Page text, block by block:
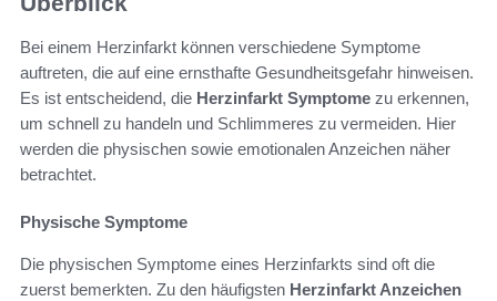
Bei einem Herzinfarkt können verschiedene Symptome
auftreten, die auf eine ernsthafte Gesundheitsgefahr hinweisen.
Es ist entscheidend, die Herzinfarkt Symptome zu erkennen,
um schnell zu handeln und Schlimmeres zu vermeiden. Hier
werden die physischen sowie emotionalen Anzeichen näher
betrachtet.
Physische Symptome
Die physischen Symptome eines Herzinfarkts sind oft die
zuerst bemerkten. Zu den häufigsten Herzinfarkt Anzeichen